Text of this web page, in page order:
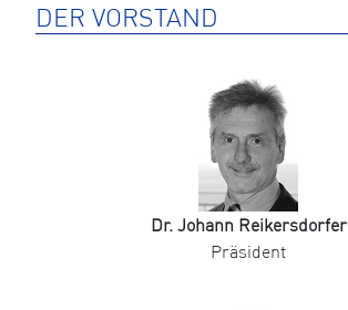
DER VORSTAND
Dr. Johann Reikersdorfer
Präsident